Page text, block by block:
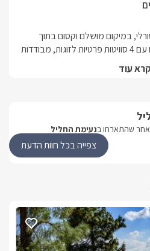
ובה גקוזי וסאונה פרטיים
במתחם נעימת החליל תמצאו 4 סוויטות פרטיות, מפנקות, מעוצבות
בכל סוויטה ישנה מיטה זוגית ענקית ומפנקת, מסך smart tv עם
קרא עוד
לאחר שהתארחו בנעימת החליל
צפייה בכל חוות הדעת